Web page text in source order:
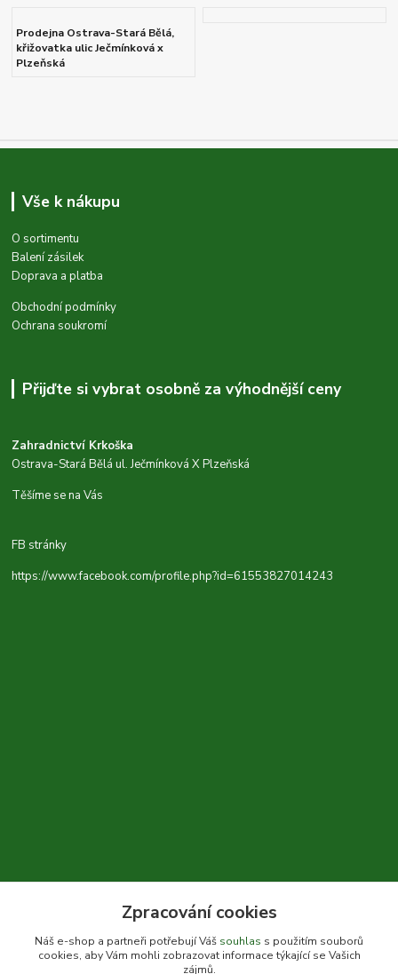
Prodejna Ostrava-Stará Bělá,
křižovatka ulic Ječmínková x
Plzeňská
Vše k nákupu
O sortimentu
Balení zásilek
Doprava a platba
Obchodní podmínky
Ochrana soukromí
Přijďte si vybrat osobně za výhodnější ceny
Zahradnictví Krkoška
Ostrava-Stará Bělá ul. Ječmínková X Plzeňská
Těšíme se na Vás
FB stránky
https://www.facebook.com/profile.php?id=61553827014243
+420 604 310 066
Zpracování cookies
Náš e-shop a partneři potřebují Váš souhlas s použitím souborů
cookies, aby Vám mohli zobrazovat informace týkající se Vašich
zájmů.